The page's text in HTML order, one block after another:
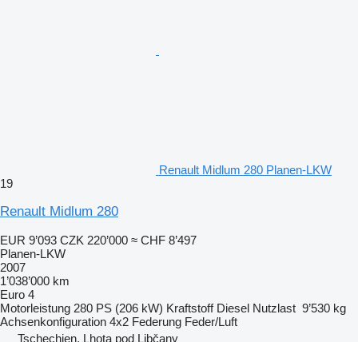
Renault Midlum 280 Planen-LKW
19
Renault Midlum 280
EUR 9’093 CZK 220’000 ≈ CHF 8’497
Planen-LKW
2007
1’038’000 km
Euro 4
Motorleistung 280 PS (206 kW) Kraftstoff Diesel Nutzlast 9’530 kg
Achsenkonfiguration 4x2 Federung Feder/Luft
Tschechien, Lhota pod Libčany